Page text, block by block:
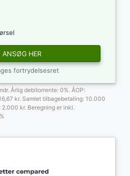
ANSØG HER
fortrydelsesret
Årlig debitorrente: 0%. ÅOP:
kr. Samlet tilbagebetaling: 10.000
kr. Beregning er inkl.